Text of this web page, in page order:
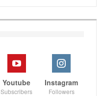
Youtube
Subscribers
Instagram
Followers